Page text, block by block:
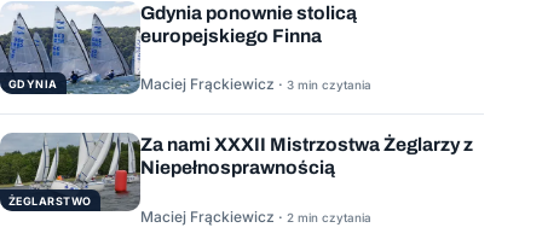
GDYNIA
Gdynia ponownie stolicą
europejskiego Finna
Maciej Frąckiewicz · 3 min czytania
ŻEGLARSTWO
Za nami XXXII Mistrzostwa Żeglarzy z
Niepełnosprawnością
Maciej Frąckiewicz · 2 min czytania